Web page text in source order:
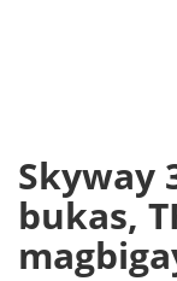
Skyway
bukas,